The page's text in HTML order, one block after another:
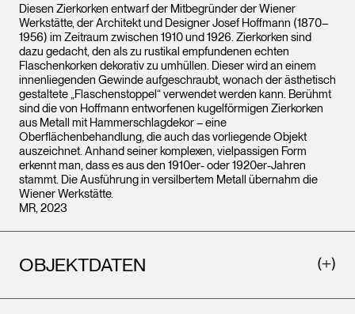
Diesen Zierkorken entwarf der Mitbegründer der Wiener
Werkstätte, der Architekt und Designer Josef Hoffmann (1870–
1956) im Zeitraum zwischen 1910 und 1926. Zierkorken sind
dazu gedacht, den als zu rustikal empfundenen echten
Flaschenkorken dekorativ zu umhüllen. Dieser wird an einem
innenliegenden Gewinde aufgeschraubt, wonach der ästhetisch
gestaltete „Flaschenstoppel“ verwendet werden kann. Berühmt
sind die von Hoffmann entworfenen kugelförmigen Zierkorken
aus Metall mit Hammerschlagdekor – eine
Oberflächenbehandlung, die auch das vorliegende Objekt
auszeichnet. Anhand seiner komplexen, vielpassigen Form
erkennt man, dass es aus den 1910er- oder 1920er-Jahren
stammt. Die Ausführung in versilbertem Metall übernahm die
Wiener Werkstätte.
MR, 2023
OBJEKTDATEN